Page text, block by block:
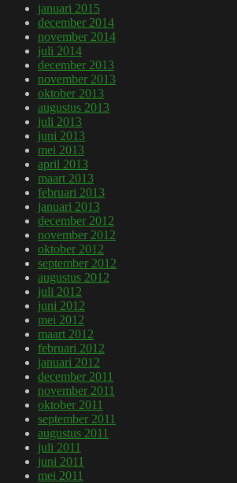
januari 2015
december 2014
november 2014
juli 2014
december 2013
november 2013
oktober 2013
augustus 2013
juli 2013
juni 2013
mei 2013
april 2013
maart 2013
februari 2013
januari 2013
december 2012
november 2012
oktober 2012
september 2012
augustus 2012
juli 2012
juni 2012
mei 2012
maart 2012
februari 2012
januari 2012
december 2011
november 2011
oktober 2011
september 2011
augustus 2011
juli 2011
juni 2011
mei 2011